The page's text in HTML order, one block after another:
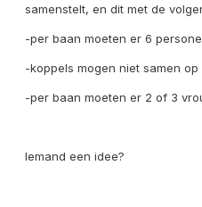
samenstelt, en dit met de
-per baan moeten er 6
-koppels mogen niet samen op
-per baan moeten er 2 of 3
Iemand een idee?